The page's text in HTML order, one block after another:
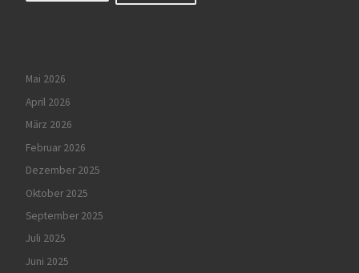
Mai 2026
April 2026
März 2026
Februar 2026
Dezember 2025
Oktober 2025
September 2025
Juli 2025
Juni 2025